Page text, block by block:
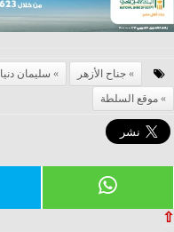
جناح الأزهر سليمان دنيا
موقع السلطة
⇧